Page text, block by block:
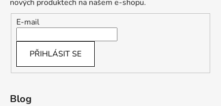
nových produktech na našem e-shopu.
E-mail
PŘIHLÁSIT SE
Blog